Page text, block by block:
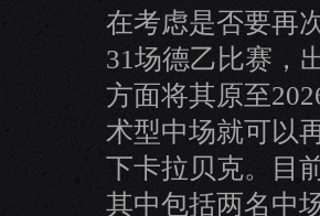
在考虑是否要再
31场德乙比赛
方面将其原至
术型中场就可
下卡拉贝克。目
其中包括两名